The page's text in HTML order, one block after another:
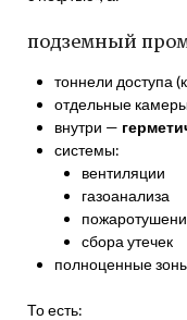
подземный
тоннели доступа
отдельные
внутри —
системы:
вентиляции
газоанализа
сбора утечек
полноценные
То есть: